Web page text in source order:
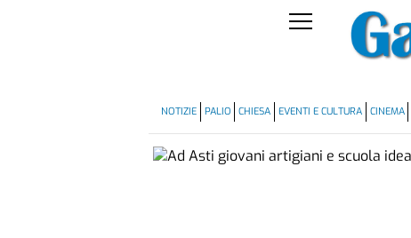
NOTIZIE PALIO CHIESA EVENTI E CULTURA CINEMA